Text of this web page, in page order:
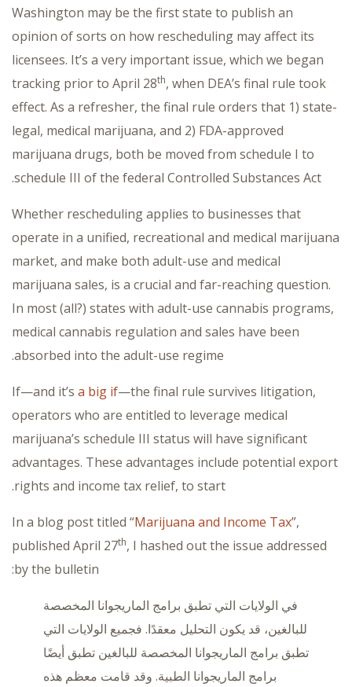
Washington may be the first state to publish an
opinion of sorts on how rescheduling may affect its
licensees. It’s a very important issue, which we began
tracking prior to April 28th, when DEA’s final rule took
effect. As a refresher, the final rule orders that 1) state-
legal, medical marijuana, and 2) FDA-approved
marijuana drugs, both be moved from schedule I to
schedule III of the federal Controlled Substances Act.
Whether rescheduling applies to businesses that
operate in a unified, recreational and medical marijuana
market, and make both adult-use and medical
marijuana sales, is a crucial and far-reaching question.
In most (all?) states with adult-use cannabis programs,
medical cannabis regulation and sales have been
absorbed into the adult-use regime.
If—and it’s a big if—the final rule survives litigation,
operators who are entitled to leverage medical
marijuana’s schedule III status will have significant
advantages. These advantages include potential export
rights and income tax relief, to start.
In a blog post titled “Marijuana and Income Tax”,
published April 27th, I hashed out the issue addressed
by the bulletin:
في الولايات التي تطبق برامج الماريجوانا المخصصة
للبالغين، قد يكون التحليل معقدًا. فجميع الولايات التي
تطبق برامج الماريجوانا المخصصة للبالغين تطبق أيضًا
برامج الماريجوانا الطبية. وقد قامت معظم هذه